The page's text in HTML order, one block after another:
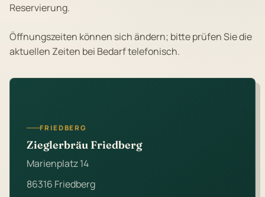
Reservierung.
Öffnungszeiten können sich ändern; bitte prüfen Sie die
aktuellen Zeiten bei Bedarf telefonisch.
FRIEDBERG
Zieglerbräu Friedberg
Marienplatz 14
86316 Friedberg